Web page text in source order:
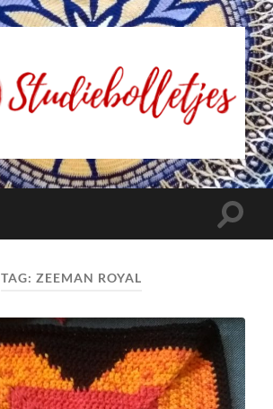
Studiebolletjes
Toggle
TAG:ZEEMAN ROYAL